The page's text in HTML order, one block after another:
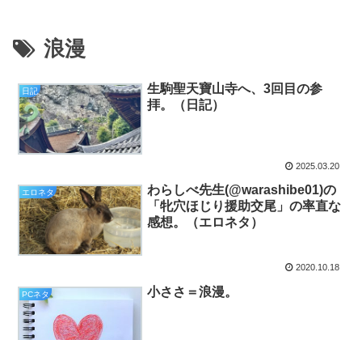
浪漫
日記
生駒聖天寶山寺へ、3回目の参
拝。（日記）
2025.03.20
エロネタ
わらしべ先生(@warashibe01)の
「牝穴ほじり援助交尾」の率直な
感想。（エロネタ）
2020.10.18
PCネタ 小ささ＝浪漫。